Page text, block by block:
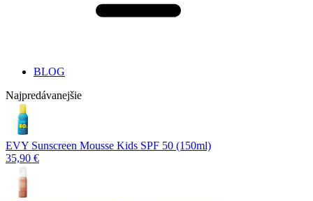
BLOG
Najpredávanejšie
EVY Sunscreen Mousse Kids SPF 50 (150ml)
35,90 €